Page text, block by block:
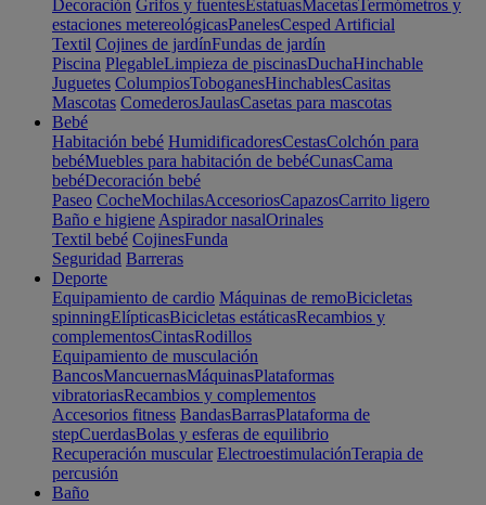
Decoración Grifos y fuentesEstatuasMacetasTermómetros y
estaciones metereológicasPanelesCesped Artificial
Textil Cojines de jardínFundas de jardín
Piscina PlegableLimpieza de piscinasDuchaHinchable
Juguetes ColumpiosToboganesHinchablesCasitas
Mascotas ComederosJaulasCasetas para mascotas
Bebé
Habitación bebé HumidificadoresCestasColchón para
bebéMuebles para habitación de bebéCunasCama
bebéDecoración bebé
Paseo CocheMochilasAccesoriosCapazosCarrito ligero
Baño e higiene Aspirador nasalOrinales
Textil bebé CojinesFunda
Seguridad Barreras
Deporte
Equipamiento de cardio Máquinas de remoBicicletas
spinningElípticasBicicletas estáticasRecambios y
complementosCintasRodillos
Equipamiento de musculación
BancosMancuernasMáquinasPlataformas
vibratoriasRecambios y complementos
Accesorios fitness BandasBarrasPlataforma de
stepCuerdasBolas y esferas de equilibrio
Recuperación muscular ElectroestimulaciónTerapia de
percusión
Baño